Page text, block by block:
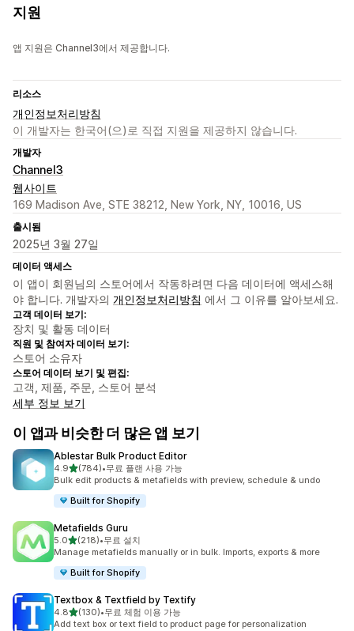
지원
앱 지원은 Channel3에서 제공합니다.
리소스
개인정보처리방침
이 개발자는 한국어(으)로 직접 지원을 제공하지 않습니다.
개발자
Channel3
웹사이트
169 Madison Ave, STE 38212, New York, NY, 10016, US
출시됨
2025년 3월 27일
데이터 액세스
이 앱이 회원님의 스토어에서 작동하려면 다음 데이터에 액세스해
야 합니다. 개발자의 개인정보처리방침 에서 그 이유를 알아보세요.
고객 데이터 보기:
장치 및 활동 데이터
직원 및 참여자 데이터 보기:
스토어 소유자
스토어 데이터 보기 및 편집:
고객, 제품, 주문, 스토어 분석
세부 정보 보기
이 앱과 비슷한 더 많은 앱 보기
Ablestar Bulk Product Editor
4.9별 5개 중
(784)
총 리뷰 784개
•무료 플랜 사용 가능
Bulk edit products & metafields with preview, schedule & undo
Built for Shopify
Metafields Guru
5.0별 5개 중
(218)
총 리뷰 218개
•무료 설치
Manage metafields manually or in bulk. Imports, exports & more
Built for Shopify
Textbox & Textfield by Textify
4.8별 5개 중
(130)
총 리뷰 130개
•무료 체험 이용 가능
Add text box or text field to product page for personalization